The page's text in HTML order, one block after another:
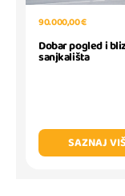
90.000,00 €
Dobar pogled i
sanjkališta
SAZNAJ